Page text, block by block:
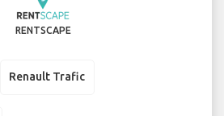
RENTSCAPE
Renault Trafic